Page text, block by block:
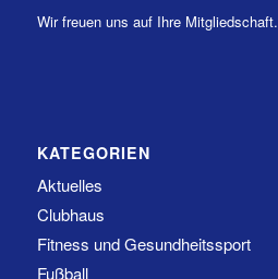
Wir freuen uns auf Ihre Mitgliedschaft.
KATEGORIEN
Aktuelles
Clubhaus
Fitness und Gesundheitssport
Fußball